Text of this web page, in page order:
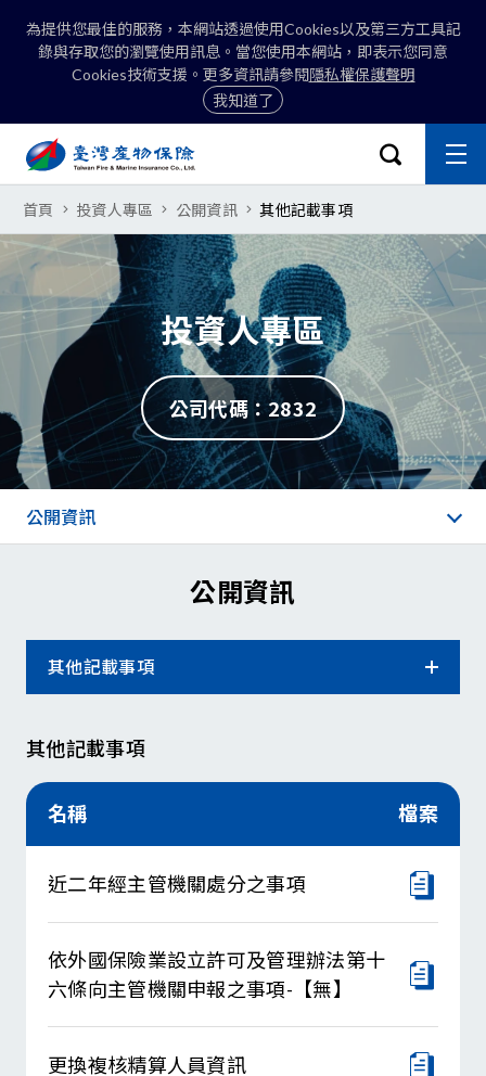
為提供您最佳的服務，本網站透過使用Cookies以及第三方工具記
錄與存取您的瀏覽使用訊息。當您使用本網站，即表示您同意
Cookies技術支援。更多資訊請參閱隱私權保護聲明
我知道了
:::
開啟搜尋選
關
搜尋
主
臺灣產物保險股份有限公司-其他
首頁 投資人專區 公開資訊 其他記載事項
投資人專區
公司代碼：2832
公開資訊
公開資訊
其他記載事項
業務概況
保險商品
攸關大眾權益及其他重大訊息
其他記載事項
名稱 檔案
近二年經主管機關處分之事項
依外國保險業設立許可及管理辦法第十
六條向主管機關申報之事項-【無】
更換複核精算人員資訊